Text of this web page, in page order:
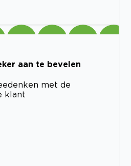
aan te bevelen
met de
klant